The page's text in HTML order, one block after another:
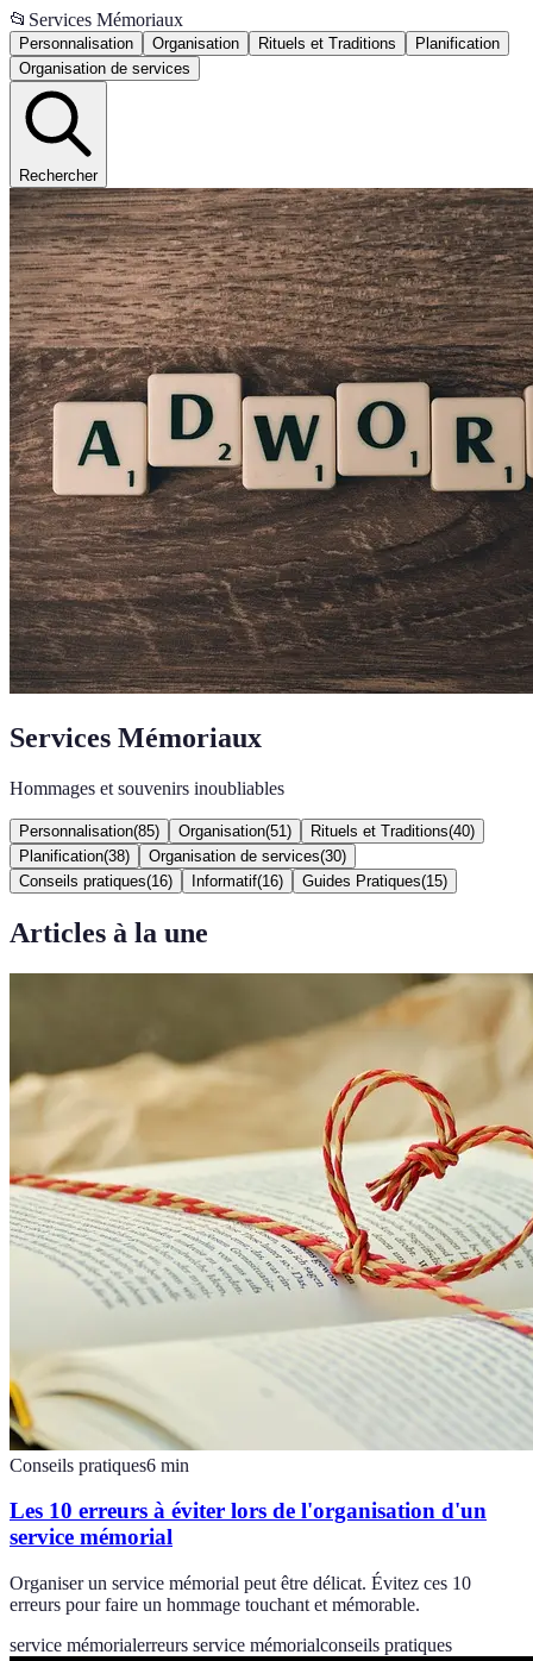
📂 Services Mémoriaux
Personnalisation Organisation Rituels et Traditions
Planification
Organisation de services
Rechercher
Services Mémoriaux
Hommages et souvenirs inoubliables
Personnalisation(85) Organisation(51 ) Rituels et Traditions(40)
Planification(38) Organisation de services(30)
Conseils pratiques(16) Informatif(16) Guides Pratiques(15)
Articles à la une
Conseils pratiques6 min
Les 10 erreurs à éviter lors de l'organisation d'un
service mémorial
Organiser un service mémorial peut être délicat. Évitez ces 10
erreurs pour faire un hommage touchant et mémorable.
service mémorialerreurs service mémorialconseils pratiques